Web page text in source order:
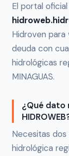
El portal
Hidroven
deuda con
hidrológicas
MINAGUAS.
¿Qué dato
Necesitas dos
hidrológica